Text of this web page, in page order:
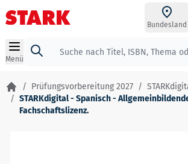
Zum Inhalt springen
Bundesland
Menü
Suche
/ Prüfungsvorbereitung 2027 /
/ STARKdigital - Spanisch -
Fachschaftslizenz.